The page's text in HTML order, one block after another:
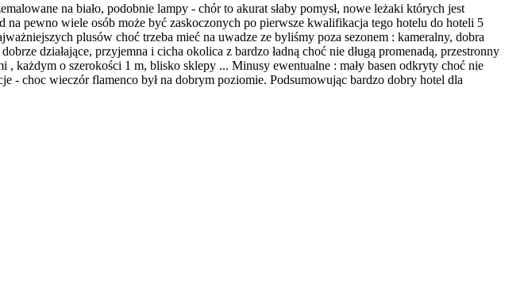
na biało, podobnie lampy - chór to akurat słaby pomysł, nowe leżaki których jest
na pewno wiele osób może być zaskoczonych po pierwsze kwalifikacja tego hotelu do hoteli 5
plusów choć trzeba mieć na uwadze ze byliśmy poza sezonem : kameralny, dobra
działające, przyjemna i cicha okolica z bardzo ładną choć nie długą promenadą, przestronny
, każdym o szerokości 1 m, blisko sklepy ... Minusy ewentualne : mały basen odkryty choć nie
- choc wieczór flamenco był na dobrym poziomie. Podsumowując bardzo dobry hotel dla